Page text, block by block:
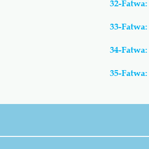
32-
33-
34-
35-